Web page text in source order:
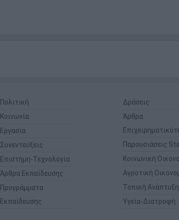
Πολιτική
Κοινωνία
Εργασία
Συνεντεύξεις
Επιστήμη-Τεχνολογία
Άρθρα Εκπαίδευσης
Προγράμματα
Εκπαίδευσης
Δράσεις
Άρθρα
Παρουσιάσεις
Κοινωνική
Αγροτική
Τοπική Ανάπτυξη
Υγεία-Διατροφή